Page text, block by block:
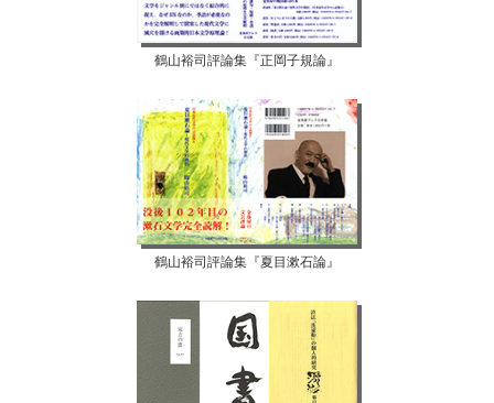
鶴山裕司評論集『正岡子規論』
鶴山裕司評論集『夏目漱石論』